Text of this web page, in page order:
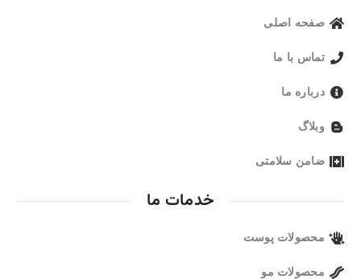
صفحه اصلی
تماس با ما
درباره ما
وبلاگ
ضامن سلامتی
خدمات ما
محصولات پوست
محصولات مو